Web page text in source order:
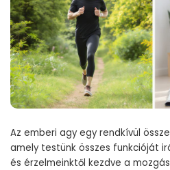
Az emberi agy egy rendkívül
amely testünk összes funkcióját
és érzelmeinktől kezdve a